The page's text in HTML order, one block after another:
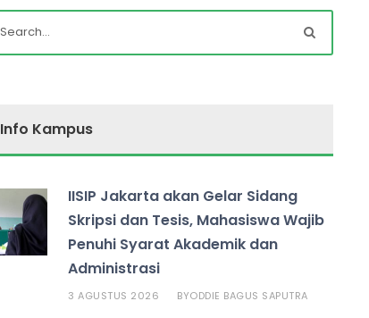
Info Kampus
IISIP Jakarta akan Gelar Sidang
Skripsi dan Tesis, Mahasiswa Wajib
Penuhi Syarat Akademik dan
Administrasi
3 AGUSTUS 2026 BYODDIE BAGUS SAPUTRA